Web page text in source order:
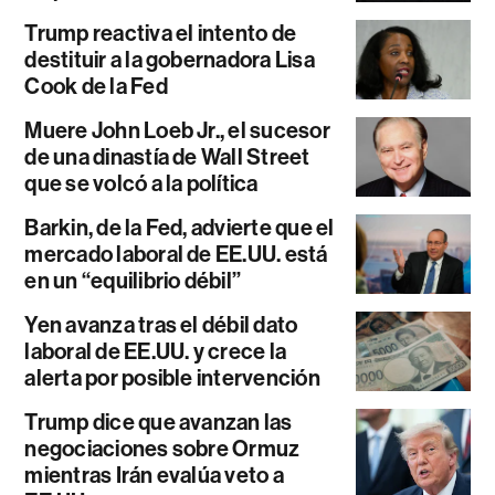
Trump reactiva el intento de
destituir a la gobernadora Lisa
Cook de la Fed
Muere John Loeb Jr., el sucesor
de una dinastía de Wall Street
que se volcó a la política
Barkin, de la Fed, advierte que el
mercado laboral de EE.UU. está
en un “equilibrio débil”
Yen avanza tras el débil dato
laboral de EE.UU. y crece la
alerta por posible intervención
Trump dice que avanzan las
negociaciones sobre Ormuz
mientras Irán evalúa veto a